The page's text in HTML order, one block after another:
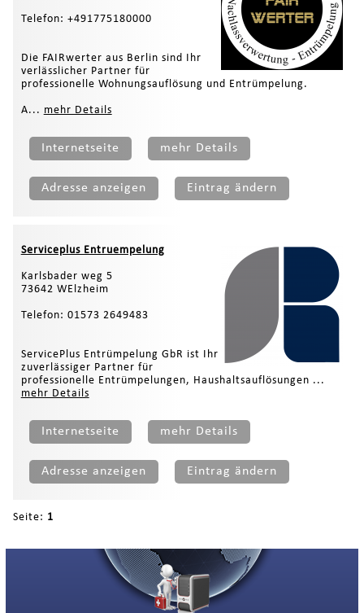
Telefon: +491775180000
Die FAIRwerter aus Berlin sind Ihr
verlässlicher Partner für
professionelle Wohnungsauflösung und Entrümpelung.
A... mehr Details
Internetseite mehr Details
Adresse anzeigen Eintrag ändern
Serviceplus Entruempelung
Karlsbader weg 5
73642 WElzheim
Telefon: 01573 2649483
ServicePlus Entrümpelung GbR ist Ihr
zuverlässiger Partner für
professionelle Entrümpelungen, Haushaltsauflösungen ...
mehr Details
Internetseite mehr Details
Adresse anzeigen Eintrag ändern
Seite: 1